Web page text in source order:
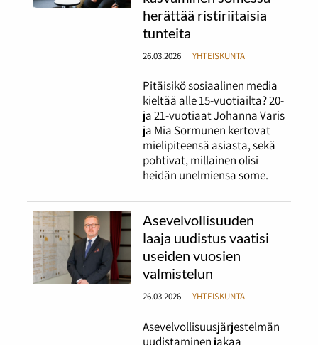
herättää ristiriitaisia
tunteita
26.03.2026 YHTEISKUNTA
Pitäisikö sosiaalinen media
kieltää alle 15-vuotiailta? 20-
ja 21-vuotiaat Johanna Varis
ja Mia Sormunen kertovat
mielipiteensä asiasta, sekä
pohtivat, millainen olisi
heidän unelmiensa some.
Asevelvollisuuden
laaja uudistus vaatisi
useiden vuosien
valmistelun
26.03.2026 YHTEISKUNTA
Asevelvollisuusjärjestelmän
uudistaminen jakaa